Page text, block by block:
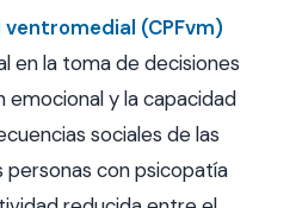
(CPFvm)
en la toma de decisiones
emocional y la capacidad
sociales de las
personas con psicopatía